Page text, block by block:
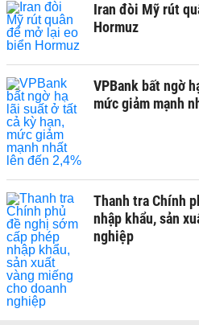
Iran đòi Mỹ rút
Hormuz
VPBank bất ngờ
mức giảm mạnh
Thanh tra Chính
nhập khẩu, sản
nghiệp